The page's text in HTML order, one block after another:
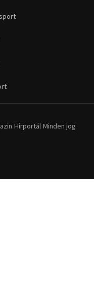
Hírportál Minden jog